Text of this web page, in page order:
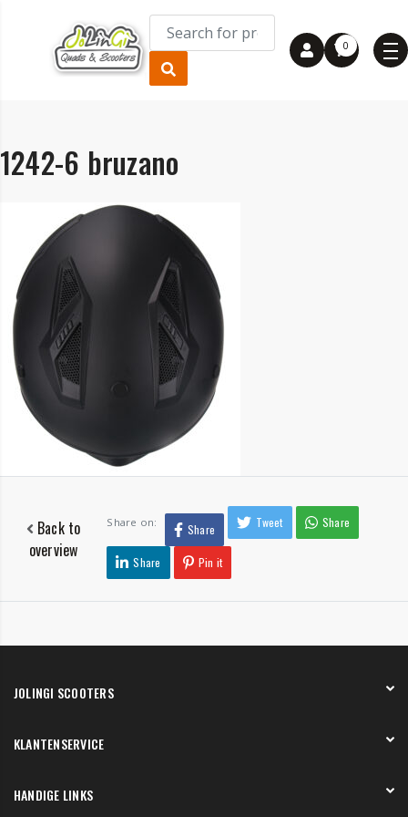
0
1242-6 bruzano
Back to
overview
Share on: Share Tweet Share
Share Pin it
JOLINGI SCOOTERS
Onze showroom
KLANTENSERVICE
Verzending en bezorging
HANDIGE LINKS